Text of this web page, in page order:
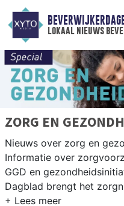
lokaal nieuws
ZORG EN
Nieuws over zorg en
Informatie over
GGD en
Dagblad brengt het